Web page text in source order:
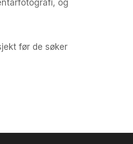
og
før de søker